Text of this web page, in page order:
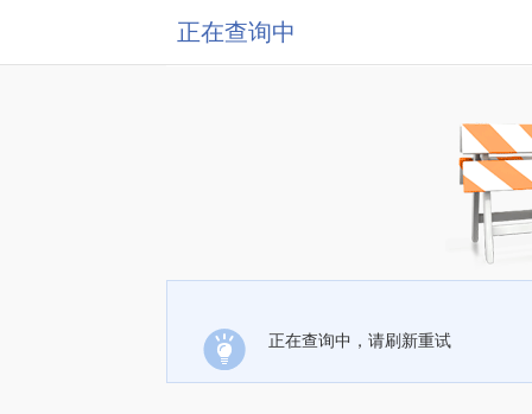
正在查询中
正在查询中，请刷新重试